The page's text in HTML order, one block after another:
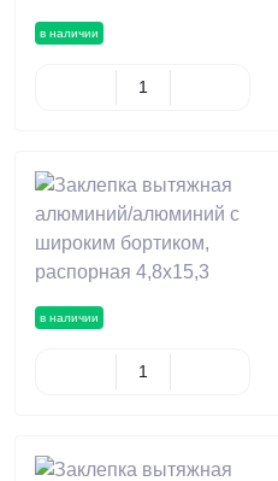
в наличии
в наличии